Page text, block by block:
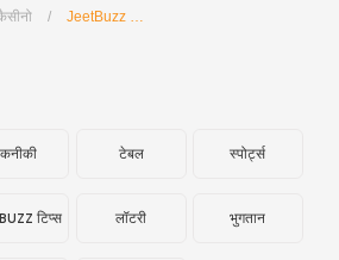
/
टेबल स्पोर्ट्स
टिप्स लॉटरी भुगतान